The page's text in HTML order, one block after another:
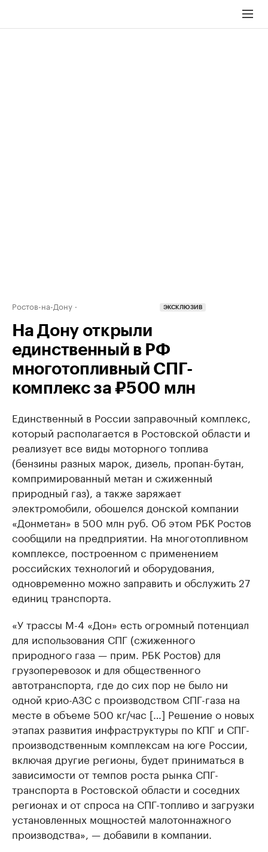
Ростов-на-Дону ЭКСКЛЮЗИВ
На Дону открыли
единственный в РФ
многотопливный СПГ-
комплекс за ₽500 млн
Единственный в России заправочный комплекс,
который располагается в Ростовской области и
реализует все виды моторного топлива
(бензины разных марок, дизель, пропан-бутан,
компримированный метан и сжиженный
природный газ), а также заряжает
электромобили, обошелся донской компании
«Донметан» в 500 млн руб. Об этом РБК Ростов
сообщили на предприятии. На многотопливном
комплексе, построенном с применением
российских технологий и оборудования,
одновременно можно заправить и обслужить 27
единиц транспорта.
«У трассы М-4 «Дон» есть огромный потенциал
для использования СПГ (сжиженного
природного газа — прим. РБК Ростов) для
грузоперевозок и для общественного
автотранспорта, где до сих пор не было ни
одной крио-АЗС с производством СПГ-газа на
месте в объеме 500 кг/час […] Решение о новых
этапах развития инфраструктуры по КПГ и СПГ-
производственным комплексам на юге России,
включая другие регионы, будет приниматься в
зависимости от темпов роста рынка СПГ-
транспорта в Ростовской области и соседних
регионах и от спроса на СПГ-топливо и загрузки
установленных мощностей малотоннажного
производства», — добавили в компании.